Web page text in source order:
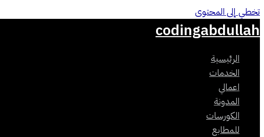
تخطي إلى المحتوى
codingabdullah
الرئيسية
الخدمات
اعمالي
المدونة
الكورسات
للمطابع